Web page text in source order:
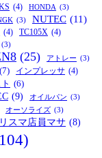
(4) HONDA (3)
(3) NUTEC (11)
(4) TC105X (4)
(3)
(25) アトレー (3)
(7) インプレッサ (4)
(6)
(9) オイルパン (3)
オーソライズ (3)
スマ店員マサ (8)